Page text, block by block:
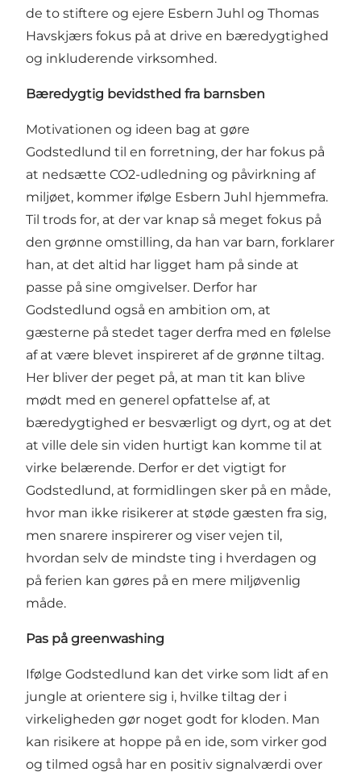
de to stiftere og ejere Esbern Juhl og Thomas
Havskjærs fokus på at drive en bæredygtighed
og inkluderende virksomhed.
Bæredygtig bevidsthed fra barnsben
Motivationen og ideen bag at gøre
Godstedlund til en forretning, der har fokus på
at nedsætte CO2-udledning og påvirkning af
miljøet, kommer ifølge Esbern Juhl hjemmefra.
Til trods for, at der var knap så meget fokus på
den grønne omstilling, da han var barn, forklarer
han, at det altid har ligget ham på sinde at
passe på sine omgivelser. Derfor har
Godstedlund også en ambition om, at
gæsterne på stedet tager derfra med en følelse
af at være blevet inspireret af de grønne tiltag.
Her bliver der peget på, at man tit kan blive
mødt med en generel opfattelse af, at
bæredygtighed er besværligt og dyrt, og at det
at ville dele sin viden hurtigt kan komme til at
virke belærende. Derfor er det vigtigt for
Godstedlund, at formidlingen sker på en måde,
hvor man ikke risikerer at støde gæsten fra sig,
men snarere inspirerer og viser vejen til,
hvordan selv de mindste ting i hverdagen og
på ferien kan gøres på en mere miljøvenlig
måde.
Pas på greenwashing
Ifølge Godstedlund kan det virke som lidt af en
jungle at orientere sig i, hvilke tiltag der i
virkeligheden gør noget godt for kloden. Man
kan risikere at hoppe på en ide, som virker god
og tilmed også har en positiv signalværdi over